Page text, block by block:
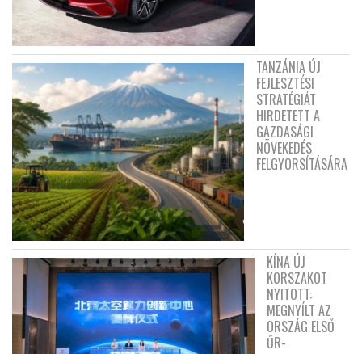
TANZÁNIA ÚJ
FEJLESZTÉSI
STRATÉGIÁT
HIRDETETT A
GAZDASÁGI
NÖVEKEDÉS
FELGYORSÍTÁSÁRA
KÍNA ÚJ
KORSZAKOT
NYITOTT:
MEGNYÍLT AZ
ORSZÁG ELSŐ
ŰR-